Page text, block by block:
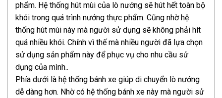
phẩm. Hệ thống hút mùi của lò nướng sẽ hút hết toàn bộ
khói trong quá trình nướng thực phẩm. Cũng nhờ hệ
thống hút mùi này mà người sử dụng sẽ không phải hít
quá nhiều khói. Chính vì thế mà nhiều người đã lựa chọn
sử dụng sản phẩm này để phục vụ cho nhu cầu sử
dụng của mình..
Phía dưới là hệ thống bánh xe giúp di chuyển lò nướng
dễ dàng hơn. Nhờ có hệ thống bánh xe này mà người sử